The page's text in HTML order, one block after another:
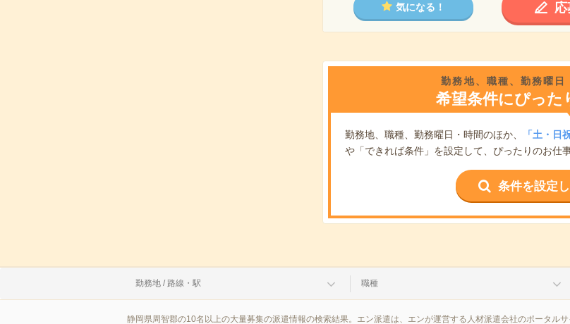
気になる！ 応
勤務地、職種、勤務曜日
希望条件にぴった
勤務地、職種、勤務曜日・時間のほか、 「土・日
や「できれば条件」を設定して、ぴったりのお仕
条件を設定
勤務地 / 路線・駅 職種
静岡県周智郡の10名以上の大量募集の派遣情報の検索結果。エン派遣は、エンが運営する人材派遣会社のポータル